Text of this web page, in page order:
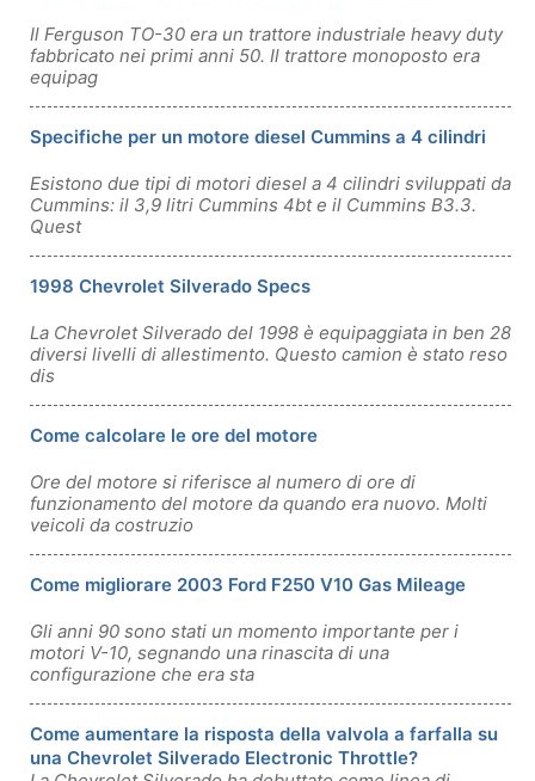
Il Ferguson TO-30 era un trattore industriale heavy duty
fabbricato nei primi anni 50. Il trattore monoposto era
equipag
Specifiche per un motore diesel Cummins a 4 cilindri
Esistono due tipi di motori diesel a 4 cilindri sviluppati da
Cummins: il 3,9 litri Cummins 4bt e il Cummins B3.3.
Quest
1998 Chevrolet Silverado Specs
La Chevrolet Silverado del 1998 è equipaggiata in ben 28
diversi livelli di allestimento. Questo camion è stato reso
dis
Come calcolare le ore del motore
Ore del motore si riferisce al numero di ore di
funzionamento del motore da quando era nuovo. Molti
veicoli da costruzio
Come migliorare 2003 Ford F250 V10 Gas Mileage
Gli anni 90 sono stati un momento importante per i
motori V-10, segnando una rinascita di una
configurazione che era sta
Come aumentare la risposta della valvola a farfalla su
una Chevrolet Silverado Electronic Throttle?